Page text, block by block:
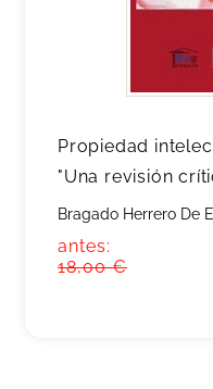
Propiedad
"Una revisión
Bragado Herrero De
antes:
18,00 €